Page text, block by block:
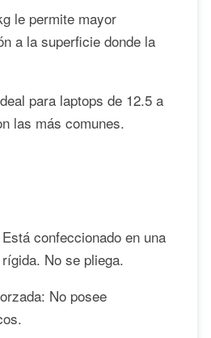
le permite mayor
a la superficie donde la
para laptops de 12.5 a
las más comunes.
confeccionado en una
No se pliega.
No posee